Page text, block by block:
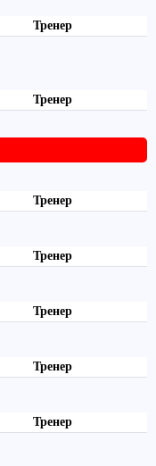
Тренер
Тренер
Тренер
Тренер
Тренер
Тренер
Тренер